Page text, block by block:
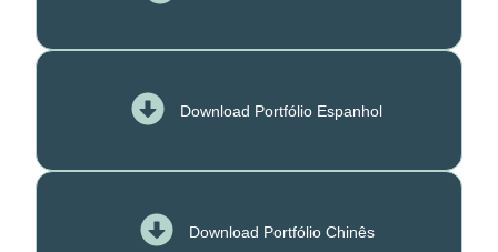
Download Portfólio Espanhol
Download Portfólio Chinês